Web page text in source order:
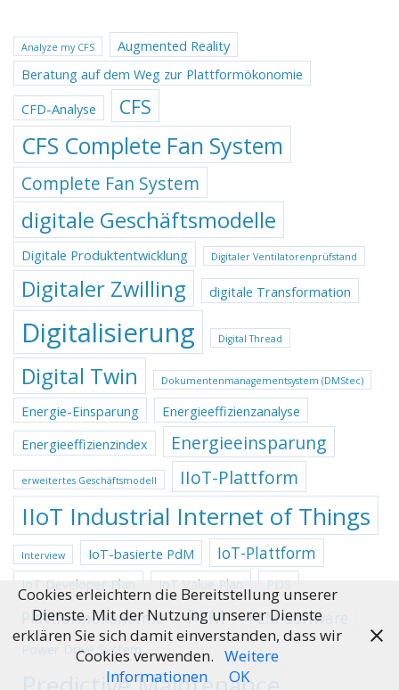
Analyze my CFS
Augmented Reality
Beratung auf dem Weg zur Plattformökonomie
CFD-Analyse
CFS
CFS Complete Fan System
Complete Fan System
digitale Geschäftsmodelle
Digitale Produktentwicklung Digitaler Ventilatorenprüfstand
Digitaler Zwilling digitale Transformation
Digitalisierung Digital Thread
Digital Twin Dokumentenmanagementsystem (DMStec)
Energie-Einsparung
Energieeffizienzanalyse
Energieeffizienzindex
Energieeinsparung
erweitertes Geschäftsmodell IIoT-Plattform
IIoT Industrial Internet of Things
Interview IoT-basierte PdM IoT-Plattform
IoT Developer Plan IoT Value Plan PDS
Plattformökonomie PLM PLM-Software
Power Drive System
Cookies erleichtern die Bereitstellung unserer
Dienste. Mit der Nutzung unserer Dienste
erklären Sie sich damit einverstanden, dass wir
Cookies verwenden. Weitere
Informationen
OK